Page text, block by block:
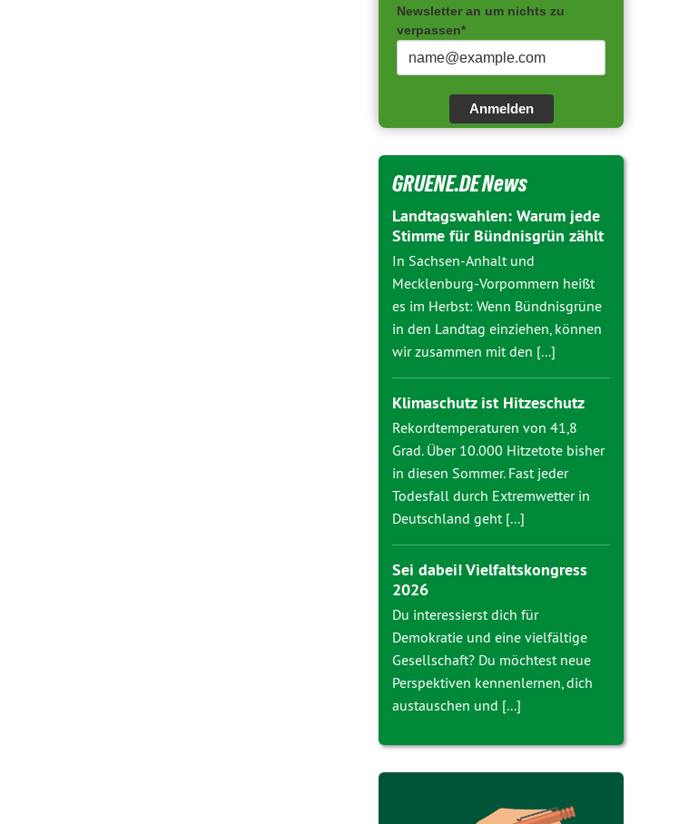
Newsletter an um nichts zu
verpassen*
Anmelden
GRUENE.DE News
Landtagswahlen: Warum jede
Stimme für Bündnisgrün zählt
In Sachsen-Anhalt und
Mecklenburg-Vorpommern heißt
es im Herbst: Wenn Bündnisgrüne
in den Landtag einziehen, können
wir zusammen mit den [...]
Klimaschutz ist Hitzeschutz
Rekordtemperaturen von 41,8
Grad. Über 10.000 Hitzetote bisher
in diesen Sommer. Fast jeder
Todesfall durch Extremwetter in
Deutschland geht [...]
Sei dabei! Vielfaltskongress
2026
Du interessierst dich für
Demokratie und eine vielfältige
Gesellschaft? Du möchtest neue
Perspektiven kennenlernen, dich
austauschen und [...]